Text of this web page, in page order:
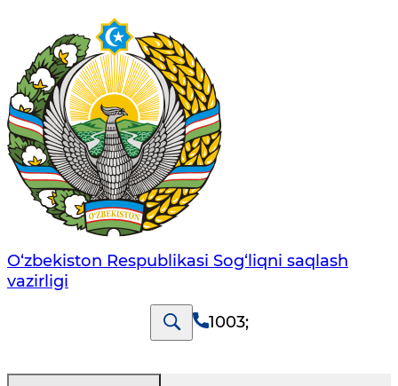
O‘zbеkistоn Rеspublikаsi Sоg‘liqni saqlash
vаzirligi
1003;